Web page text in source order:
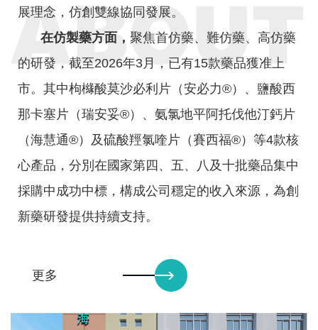
呼吸系統
媒體報道
投資者關係
公告與通函
財務報告
招股文件
投資者聯繫
展理念，仿創雙線協同發展。
在仿製藥方面， 聚焦首仿藥、難仿藥、高仿藥
的研發，截至2026年3月，已有15款藥品獲准上
市。其中枸櫞酸莫沙必利片（安必力®）、鹽酸西
那卡塞片（瑞安妥®）、氨氯地平阿托伐他汀鈣片
（海慧通®）及硫酸羥氯喹片（賽西福®）等4款核
心產品，分別在國家第四、五、八及十批藥品集中
採購中成功中標，構成公司穩定的收入來源，為創
新藥研發提供持續支持。
更多